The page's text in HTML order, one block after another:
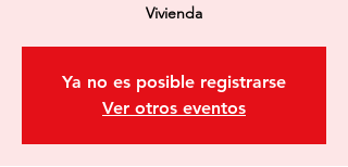
Vivienda
Ya no es posible registrarse
Ver otros eventos